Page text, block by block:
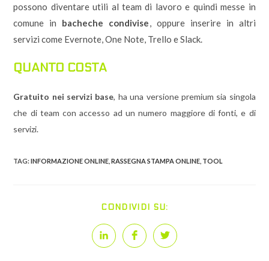
possono diventare utili al team di lavoro e quindi messe in
comune in bacheche condivise , oppure inserire in altri
servizi come Evernote, One Note, Trello e Slack.
QUANTO COSTA
Gratuito nei servizi base, ha una versione premium sia singola
che di team con accesso ad un numero maggiore di fonti, e di
servizi.
TAG:INFORMAZIONE ONLINE RASSEGNA STAMPA ONLINE TOOL
CONDIVIDI SU:
CONTENT
Opens
in
Opens
in
Opens
in